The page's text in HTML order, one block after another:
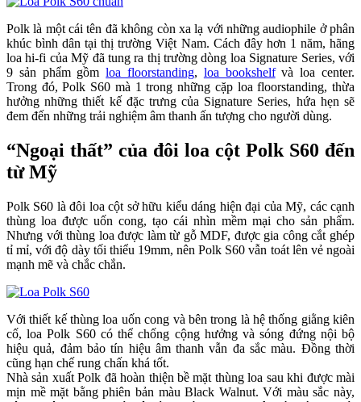
Polk là một cái tên đã không còn xa lạ với những audiophile ở phân
khúc bình dân tại thị trường Việt Nam. Cách đây hơn 1 năm, hãng
loa hi-fi của Mỹ đã tung ra thị trường dòng loa Signature Series, với
9 sản phẩm gồmloa floorstanding, loa bookshelfvà loa center.
Trong đó, Polk S60 mà 1 trong những cặp loa floorstanding, thừa
hưởng những thiết kế đặc trưng của Signature Series, hứa hẹn sẽ
đem đến những trải nghiệm âm thanh ấn tượng cho người dùng.
“Ngoại thất” của đôi loa cột Polk S60 đến
từ Mỹ
Polk S60 là đôi loa cột sở hữu kiểu dáng hiện đại của Mỹ, các cạnh
thùng loa được uốn cong, tạo cái nhìn mềm mại cho sản phẩm.
Nhưng với thùng loa được làm từ gỗ MDF, được gia công cắt ghép
tỉ mỉ, với độ dày tối thiểu 19mm, nên Polk S60 vẫn toát lên vẻ ngoài
mạnh mẽ và chắc chắn.
Với thiết kế thùng loa uốn cong và bên trong là hệ thống giằng kiên
cố, loa Polk S60 có thể chống cộng hưởng và sóng đứng nội bộ
hiệu quả, đảm bảo tín hiệu âm thanh vẫn đa sắc màu. Đồng thời
cũng hạn chế rung chấn khá tốt.
Nhà sản xuất Polk đã hoàn thiện bề mặt thùng loa sau khi được mài
mịn mề mặt bằng phiên bản màu Black Walnut. Với màu sắc này,